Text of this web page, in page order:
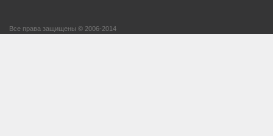
Все права защищены © 2006-2014